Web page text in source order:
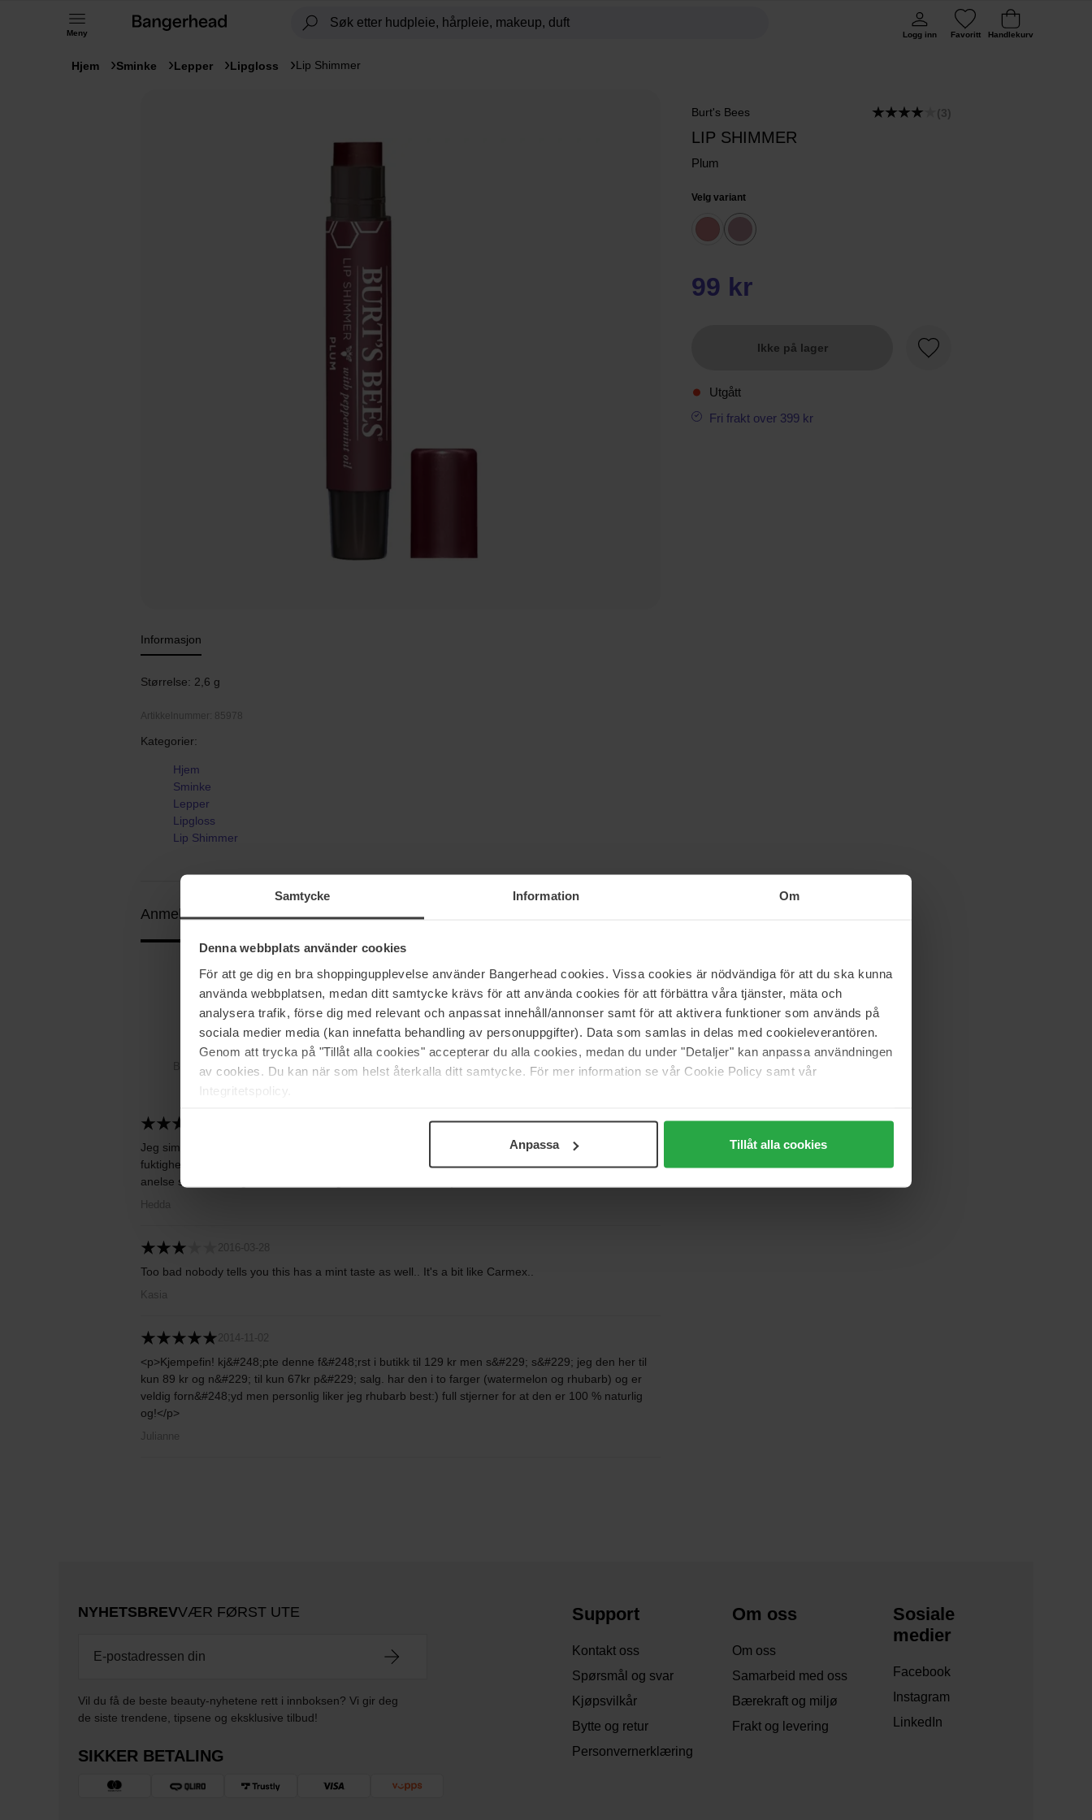
Samtycke Information Om
Denna webbplats använder cookies
För att ge dig en bra shoppingupplevelse använder Bangerhead cookies. Vissa cookies är nödvändiga för att du ska kunna
använda webbplatsen, medan ditt samtycke krävs för att använda cookies för att förbättra våra tjänster, mäta och
analysera trafik, förse dig med relevant och anpassat innehåll/annonser samt för att aktivera funktioner som används på
sociala medier media (kan innefatta behandling av personuppgifter). Data som samlas in delas med cookieleverantören.
Genom att trycka på "Tillåt alla cookies" accepterar du alla cookies, medan du under "Detaljer" kan anpassa användningen
av cookies. Du kan när som helst återkalla ditt samtycke. För mer information se vår Cookie Policy samt vår
Integritetspolicy.
Anpassa Tillåt alla cookies
Meny Logg inn Favoritt Handlekurv
Hjem Sminke Lepper Lipgloss Lip Shimmer
Burt's Bees (3)
LIP SHIMMER
Plum
Velg variant
99 kr
Ikke på lager
Favoritt
Utgått
Fri frakt over 399 kr
Informasjon
Størrelse: 2,6 g
Artikkelnummer: 85978
Kategorier:
Hjem
Sminke
Lepper
Lipgloss
Lip Shimmer
Anmeldelser (3)Spørsmål og svar (0)
4.3
Basert på 3 anmeldelser
5
67%
3
33%
2
0%
Jeg simpelten falt for denne lip shimmeren fra første bruk :) Den er utrolig behagelig på; gir masse
fuktighet og lindrer tørre og såre lepper - samt at den ikke kleber. Nydelig og naturlig farge med en
anelse shimmer. Jeg har den med meg overalt - anbefales! :)
Hedda
2016-03-28
Too bad nobody tells you this has a mint taste as well.. It's a bit like Carmex..
Kasia
2014-11-02
<p>Kjempefin! kj&#248;pte denne f&#248;rst i butikk til 129 kr men s&#229; s&#229; jeg den her til
kun 89 kr og n&#229; til kun 67kr p&#229; salg. har den i to farger (watermelon og rhubarb) og er
veldig forn&#248;yd men personlig liker jeg rhubarb best:) full stjerner for at den er 100 % naturlig
og!</p>
Julianne
NYHETSBREVVÆR FØRST UTE
Vil du få de beste beauty-nyhetene rett i innboksen? Vi gir deg
de siste trendene, tipsene og eksklusive tilbud!
SIKKER BETALING
Support
Kontakt oss
Spørsmål og svar
Kjøpsvilkår
Bytte og retur
Personvernerklæring
Om oss
Om oss
Samarbeid med oss
Bærekraft og miljø
Frakt og levering
Sosiale
medier
Facebook
Instagram
LinkedIn